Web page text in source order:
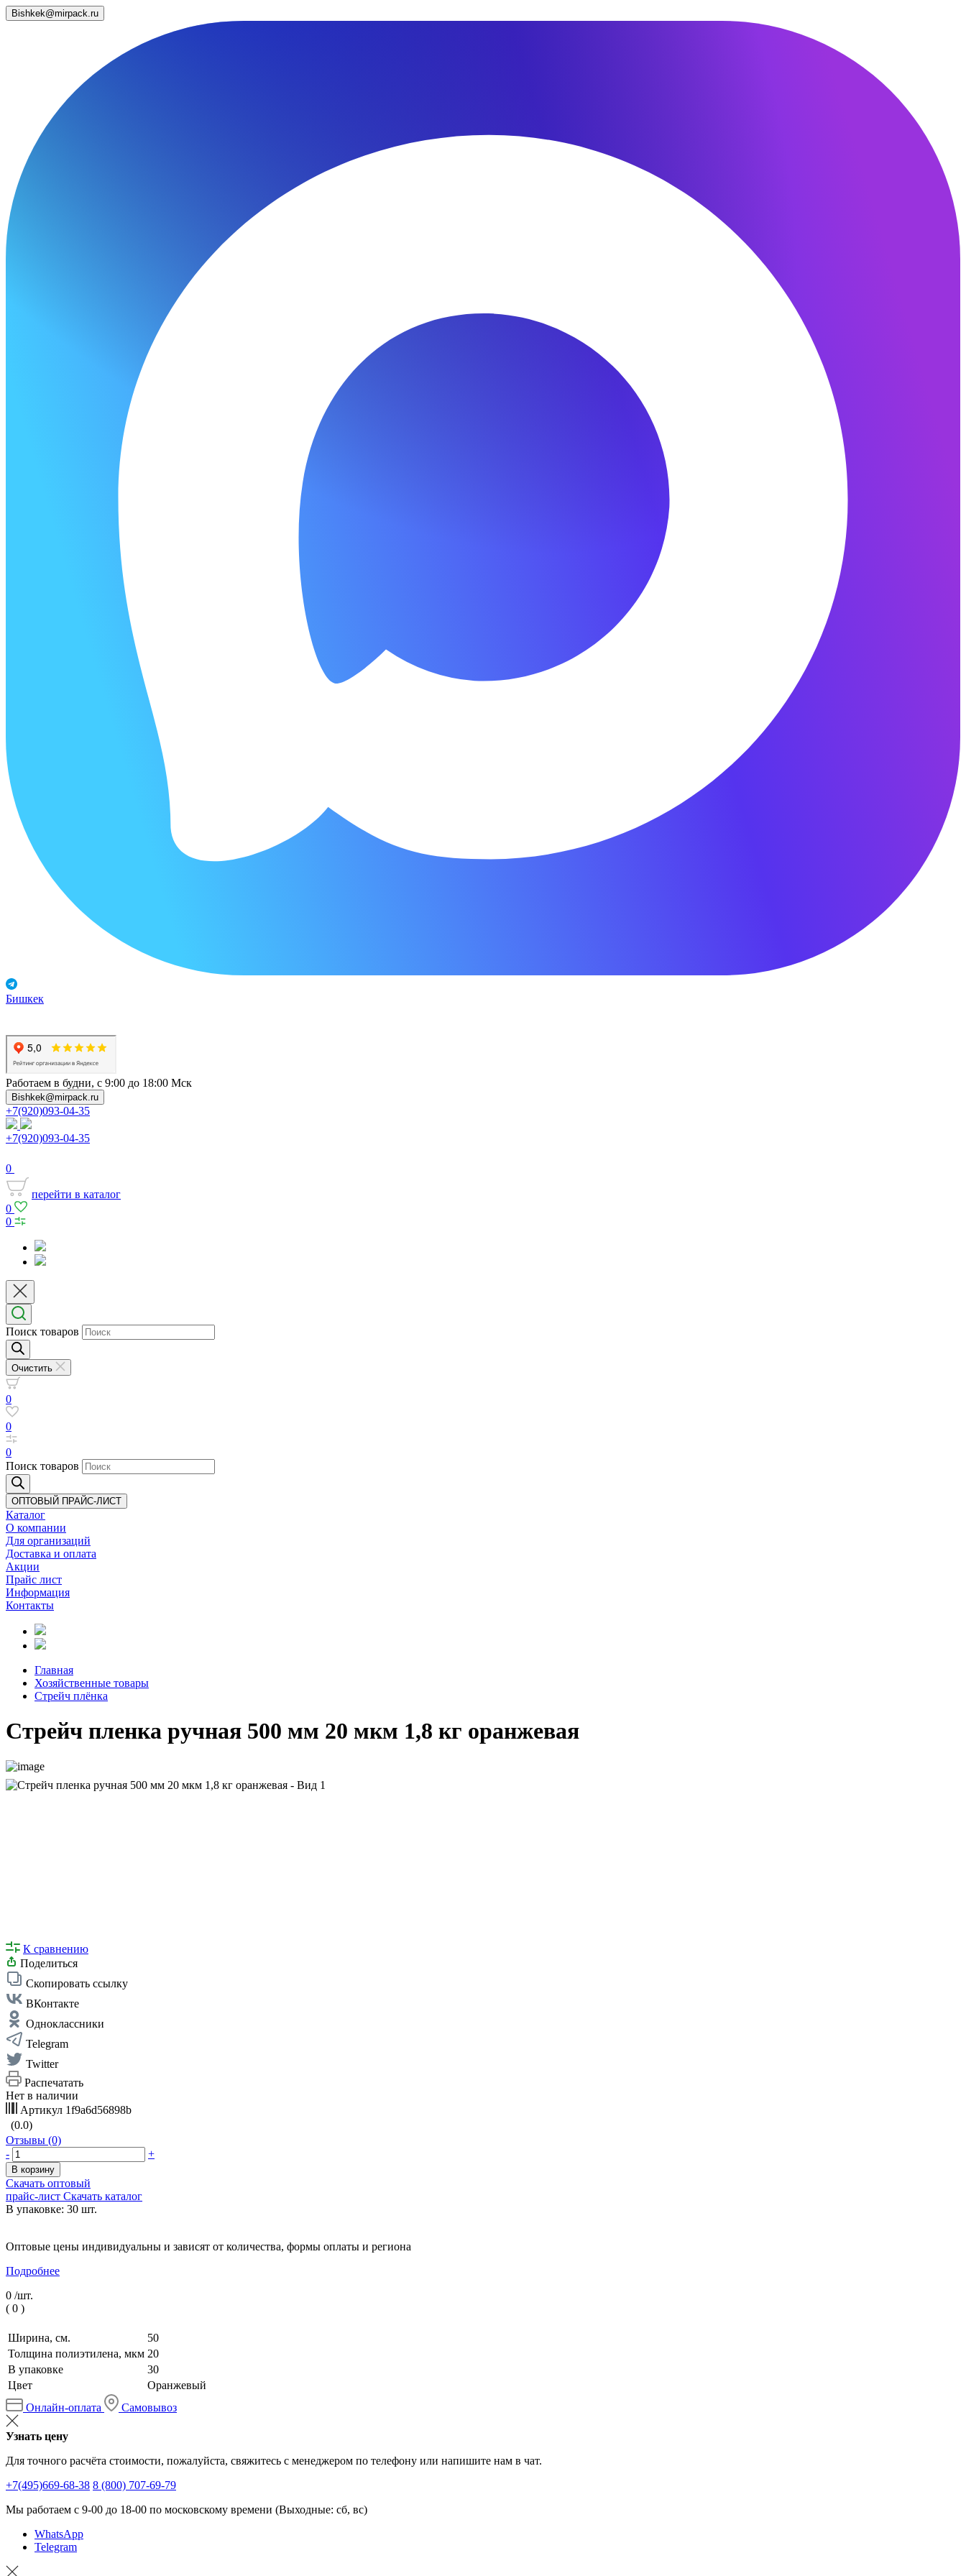
Bishkek@mirpack.ru
Бишкек
Работаем в будни, с 9:00 до 18:00 Мск
Bishkek@mirpack.ru
+7(920)093-04-35
+7(920)093-04-35
0
перейти в каталог
0
0
Поиск товаров
Очистить
0
0
0
Поиск товаров
ОПТОВЫЙ ПРАЙС-ЛИСТ
Каталог
О компании
Для организаций
Доставка и оплата
Акции
Прайс лист
Информация
Контакты
Главная
Хозяйственные товары
Стрейч плёнка
Стрейч пленка ручная 500 мм 20 мкм 1,8 кг оранжевая
К сравнению
Поделиться
Скопировать ссылку
ВКонтакте
Одноклассники
Telegram
Twitter
Распечатать
Нет в наличии
Артикул 1f9a6d56898b
(0.0)
Отзывы (0)
-
+
В корзину
Скачать оптовый
прайс-лист Скачать каталог
В упаковке: 30 шт.
Оптовые цены индивидуальны и зависят от количества, формы оплаты и региона
Подробнее
0 /шт.
( 0 )
Ширина, см.
50
Толщина полиэтилена, мкм 20
В упаковке
30
Цвет
Оранжевый
Онлайн-оплата
Самовывоз
Узнать цену
Для точного расчёта стоимости, пожалуйста, свяжитесь с менеджером по телефону или напишите нам в чат.
+7(495)669-68-38 8 (800) 707-69-79
Мы работаем с 9-00 до 18-00 по московскому времени (Выходные: сб, вс)
WhatsApp
Telegram